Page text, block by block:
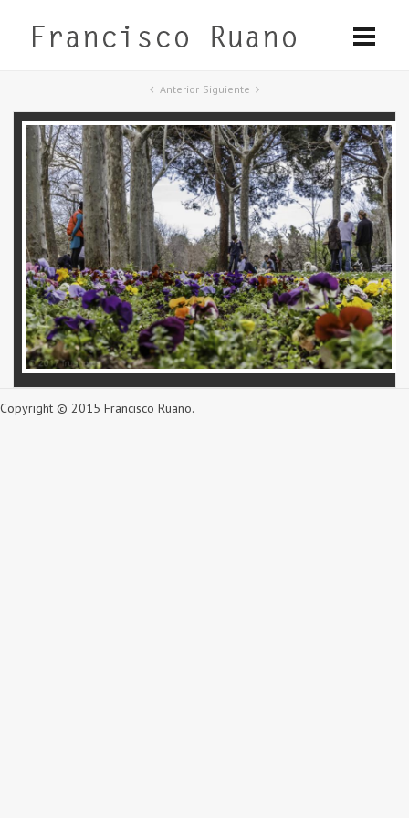
Anterior Siguiente
Copyright © 2015 Francisco Ruano.